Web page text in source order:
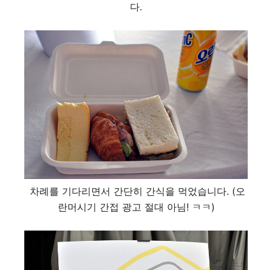
다.
차례를 기다리면서 간단히 간식을 먹었습니다. (오
란머시기 간접 광고 절대 아님! ㅋㅋ)